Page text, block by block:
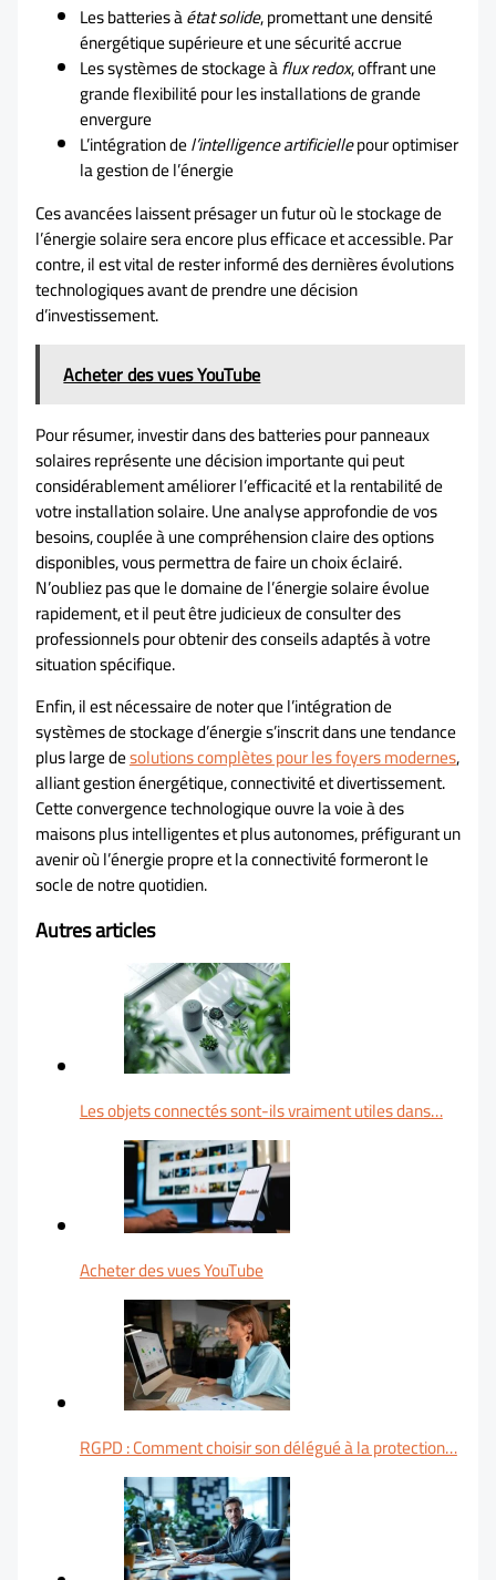
Les batteries àétat solide, promettant une densité
énergétique supérieure et une sécurité accrue
Les systèmes de stockage àflux redox, offrant une
grande flexibilité pour les installations de grande
envergure
L’intégration del’intelligence artificiellepour optimiser
la gestion de l’énergie
Ces avancées laissent présager un futur où le stockage de
l’énergie solaire sera encore plus efficace et accessible. Par
contre, il est vital de rester informé des dernières évolutions
technologiques avant de prendre une décision
d’investissement.
Acheter des vues YouTube
Pour résumer, investir dans des batteries pour panneaux
solaires représente une décision importante qui peut
considérablement améliorer l’efficacité et la rentabilité de
votre installation solaire. Une analyse approfondie de vos
besoins, couplée à une compréhension claire des options
disponibles, vous permettra de faire un choix éclairé.
N’oubliez pas que le domaine de l’énergie solaire évolue
rapidement, et il peut être judicieux de consulter des
professionnels pour obtenir des conseils adaptés à votre
situation spécifique.
Enfin, il est nécessaire de noter que l’intégration de
systèmes de stockage d’énergie s’inscrit dans une tendance
plus large desolutions complètes pour les foyers modernes,
alliant gestion énergétique, connectivité et divertissement.
Cette convergence technologique ouvre la voie à des
maisons plus intelligentes et plus autonomes, préfigurant un
avenir où l’énergie propre et la connectivité formeront le
socle de notre quotidien.
Autres articles
Les objets connectés sont-ils vraiment utiles dans…
Acheter des vues YouTube
RGPD : Comment choisir son délégué à la protection…